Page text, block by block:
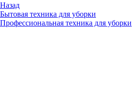
Назад
Бытовая техника для уборки
Профессиональная техника для уборки